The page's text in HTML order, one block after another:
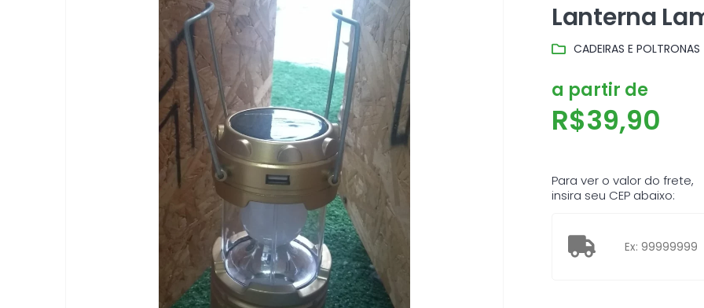
Lanterna
CADEIRAS E POLTRONAS
a partir de
R$39,90
Para ver o valor do frete,
insira seu CEP abaixo: